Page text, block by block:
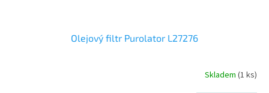
Olejový filtr Purolator L27276
Skladem (1 ks)